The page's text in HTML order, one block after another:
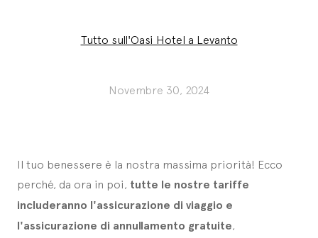
Tutto sull'Oasi Hotel a Levanto
Novembre 30, 2024
Il tuo benessere è la nostra massima priorità! Ecco
perché, da ora in poi, tutte le nostre tariffe
includeranno l'assicurazione di viaggio e
l'assicurazione di annullamento gratuite,